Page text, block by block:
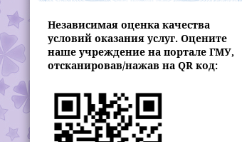
Независимая оценка качества
условий оказания услуг. Оцените
наше учреждение на портале ГМУ,
отсканировав/нажав на QR код: